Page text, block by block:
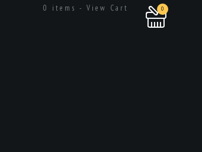
0
0 items - View Cart